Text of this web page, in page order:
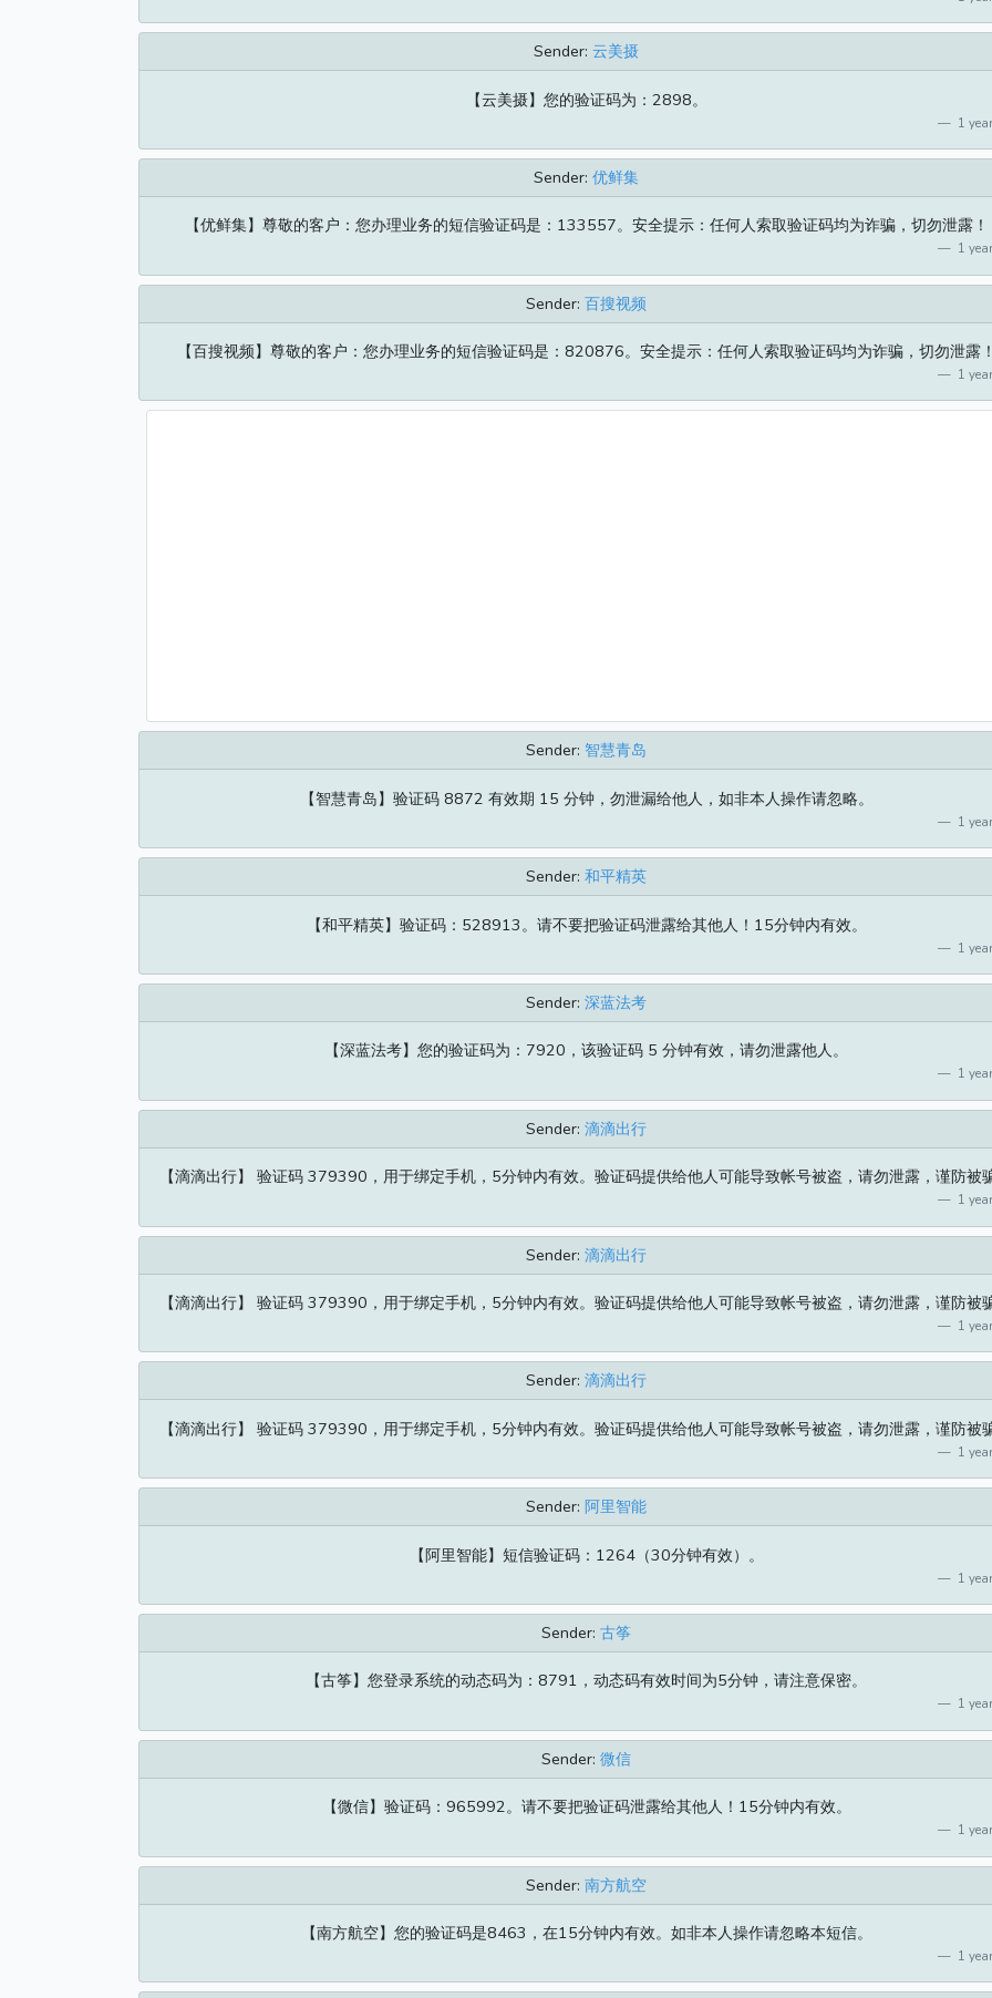
Sender: 云美摄
【云美摄】您的验证码为：2898。
1
Sender: 优鲜集
【优鲜集】尊敬的客户：您办理业务的短信验证码是：133557。安全提示：任何人索取验证码均为诈骗，切勿泄露！
1
Sender: 百搜视频
【百搜视频】尊敬的客户：您办理业务的短信验证码是：820876。安全提示：任何人索取验证码均为诈骗，切勿泄露！
1
Sender: 智慧青岛
【智慧青岛】验证码 8872 有效期 15 分钟，勿泄漏给他人，如非本人操作请忽略。
1
Sender: 和平精英
【和平精英】验证码：528913。请不要把验证码泄露给其他人！15分钟内有效。
1
Sender: 深蓝法考
【深蓝法考】您的验证码为：7920，该验证码 5 分钟有效，请勿泄露他人。
1
Sender: 滴滴出行
【滴滴出行】 验证码 379390，用于绑定手机，5分钟内有效。验证码提供给他人可能导致帐号被盗，请勿泄露，谨防被骗
1
Sender: 滴滴出行
【滴滴出行】 验证码 379390，用于绑定手机，5分钟内有效。验证码提供给他人可能导致帐号被盗，请勿泄露，谨防被骗
1
Sender: 滴滴出行
【滴滴出行】 验证码 379390，用于绑定手机，5分钟内有效。验证码提供给他人可能导致帐号被盗，请勿泄露，谨防被骗
1
Sender: 阿里智能
【阿里智能】短信验证码：1264（30分钟有效）。
1
Sender: 古筝
【古筝】您登录系统的动态码为：8791，动态码有效时间为5分钟，请注意保密。
1
Sender: 微信
【微信】验证码：965992。请不要把验证码泄露给其他人！15分钟内有效。
1
Sender: 南方航空
【南方航空】您的验证码是8463，在15分钟内有效。如非本人操作请忽略本短信。
1